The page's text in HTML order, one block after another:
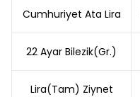
Cumhuriyet Ata Lira
22 Ayar Bilezik(Gr.)
Lira(Tam) Ziynet